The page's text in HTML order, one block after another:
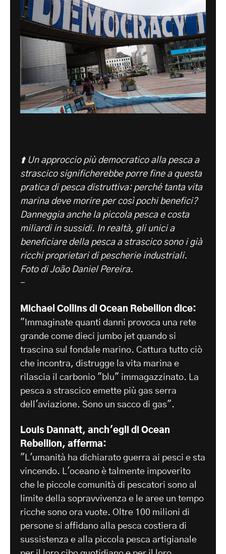
⬆️ Un approccio più democratico alla pesca a
strascico significherebbe porre fine a questa
pratica di pesca distruttiva: perché tanta vita
marina deve morire per così pochi benefici?
Danneggia anche la piccola pesca e costa
miliardi in sussidi. In realtà, gli unici a
beneficiare della pesca a strascico sono i già
ricchi proprietari di pescherie industriali.
Foto di João Daniel Pereira.
-
Michael Collins di Ocean Rebellion dice:
"Immaginate quanti danni provoca una rete
grande come dieci jumbo jet quando si
trascina sul fondale marino. Cattura tutto ciò
che incontra, distrugge la vita marina e
rilascia il carbonio "blu" immagazzinato. La
pesca a strascico emette più gas serra
dell'aviazione. Sono un sacco di gas".
Louis Dannatt, anch'egli di Ocean
Rebellion, afferma:
"L'umanità ha dichiarato guerra ai pesci e sta
vincendo. L'oceano è talmente impoverito
che le piccole comunità di pescatori sono al
limite della sopravvivenza e le aree un tempo
ricche sono ora vuote. Oltre 100 milioni di
persone si affidano alla pesca costiera di
sussistenza e alla piccola pesca artigianale